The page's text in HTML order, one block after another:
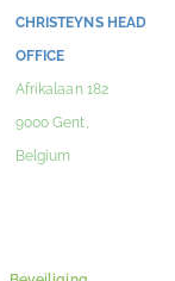
CHRISTEYNS HEAD
OFFICE
Afrikalaan 182
9000 Gent,
Belgium